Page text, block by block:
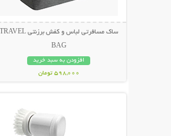
ساک مسافرتی لباس و کفش برزنتی TRAVEL
BAG
افزودن به سبد خرید
598,000 تومان